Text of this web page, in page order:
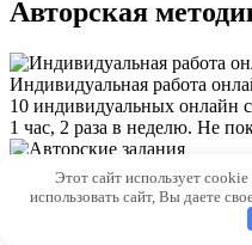
Авторская
Индивидуальная работа
10 индивидуальных онлайн
1 час, 2 раза в неделю. Не
Авторские задания
После индивидуальной
задания, разработанные по
Задания включают в себя 6
Этот сайт использует
использовать сайт, Вы даете